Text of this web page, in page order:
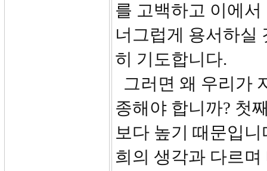
를 고백하고 이에
너그럽게 용서하실
히 기도합니다.
그러면 왜 우리가
종해야 합니까? 첫
보다 높기 때문입
희의 생각과 다르